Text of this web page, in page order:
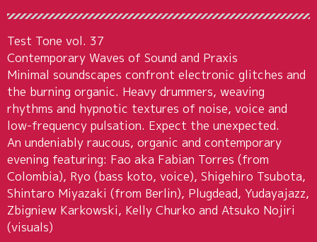
Test Tone vol. 37
Contemporary Waves of Sound and Praxis
Minimal soundscapes confront electronic glitches and
the burning organic. Heavy drummers, weaving
rhythms and hypnotic textures of noise, voice and
low-frequency pulsation. Expect the unexpected.
An undeniably raucous, organic and contemporary
evening featuring: Fao aka Fabian Torres (from
Colombia), Ryo (bass koto, voice), Shigehiro Tsubota,
Shintaro Miyazaki (from Berlin), Plugdead, Yudayajazz,
Zbigniew Karkowski, Kelly Churko and Atsuko Nojiri
(visuals)